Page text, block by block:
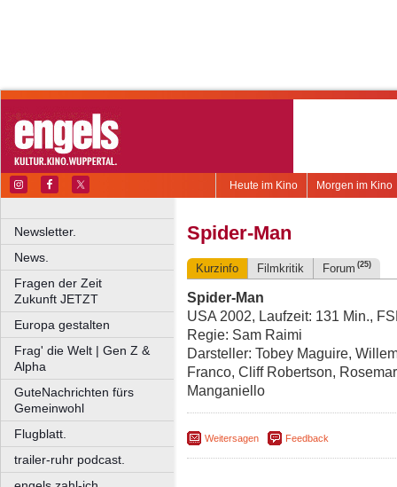
Morgen im Kino
Heute im Kino
Newsletter.
News.
Fragen der Zeit
Zukunft JETZT
Europa gestalten
Frag' die Welt | Gen Z &
Alpha
GuteNachrichten fürs
Gemeinwohl
Flugblatt.
trailer-ruhr podcast.
Spider-Man
Kurzinfo Filmkritik Forum (25)
Spider-Man
USA 2002, Laufzeit: 131 Min.,
Regie: Sam Raimi
Darsteller: Tobey Maguire,
Franco, Cliff Robertson,
Manganiello
Weitersagen Feedback